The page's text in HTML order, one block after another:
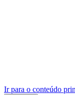
Ir para o conteúdo